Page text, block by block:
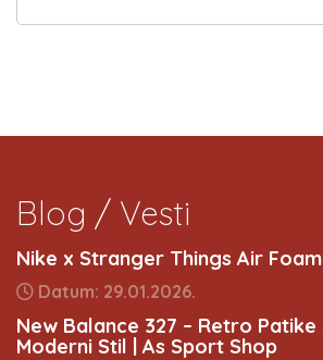
Blog / Vesti
Nike x Stranger Things Air
Datum: 29.01.2026.
New Balance 327 – Retro
Moderni Stil | As Sport Shop